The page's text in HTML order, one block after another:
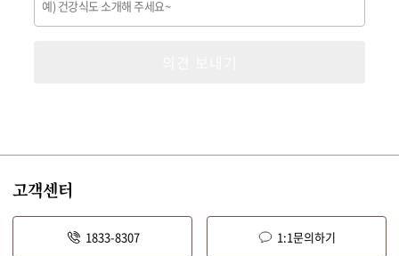
고객센터
1833-8307 1:1문의하기